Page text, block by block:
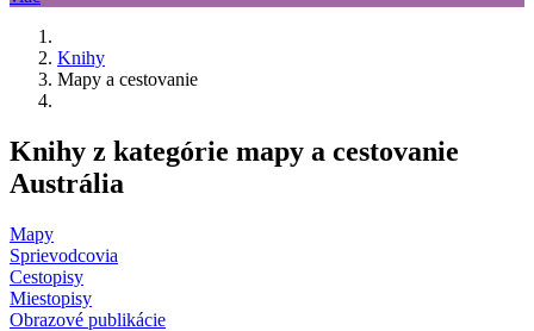
Knihy
Mapy a cestovanie
Knihy z kategórie mapy a cestovanie
Austrália
Mapy
Sprievodcovia
Cestopisy
Miestopisy
Obrazové publikácie